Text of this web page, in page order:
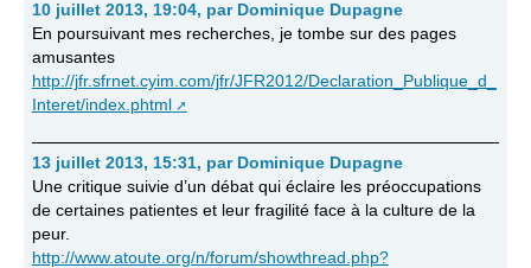
10 juillet 2013, 19:04, par Dominique Dupagne
En poursuivant mes recherches, je tombe sur des pages
amusantes
http://jfr.sfrnet.cyim.com/jfr/JFR2012/Declaration_Publique_d_
Interet/index.phtml
13 juillet 2013, 15:31, par Dominique Dupagne
Une critique suivie d’un débat qui éclaire les préoccupations
de certaines patientes et leur fragilité face à la culture de la
peur.
http://www.atoute.org/n/forum/showthread.php?